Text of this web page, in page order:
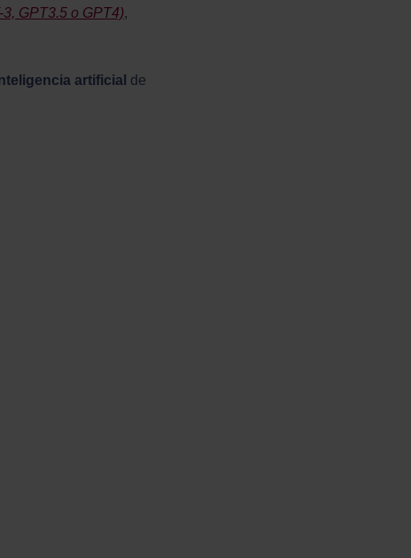
GPT3.5 o GPT4),
artificial de